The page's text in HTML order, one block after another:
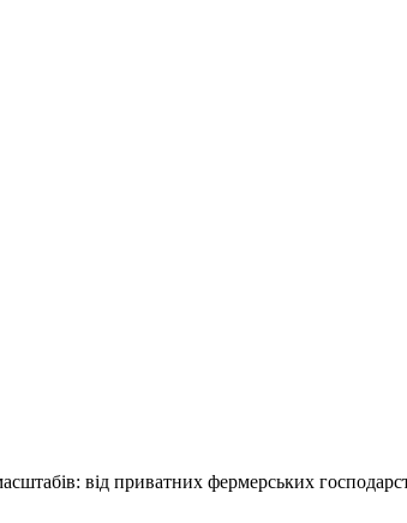
від приватних фермерських